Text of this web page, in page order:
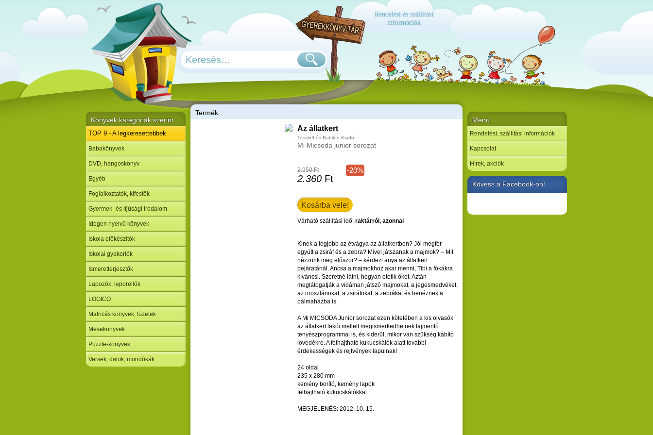
Rendelési és szállítási
információk
Termék
Az állatkert
Tessloff és Babilon Kiadó
Mi Micsoda junior sorozat
2.950 Ft
2.360 Ft
-20%
Várható szállítási idő: raktárról, azonnal
Kinek a legjobb az étvágya az állatkertben? Jól megfér
együtt a zsiráf és a zebra? Mivel játszanak a majmok? – Mit
nézzünk meg először? – kérdezi anya az állatkert
bejáratánál. Ancsa a majmokhoz akar menni, Tibi a fókákra
kíváncsi. Szeretné látni, hogyan etetik őket. Aztán
meglátogatják a vidáman játszó majmokat, a jegesmedvéket,
az oroszlánokat, a zsiráfokat, a zebrákat és benéznek a
pálmaházba is.
A Mi MICSODA Junior sorozat ezen kötetében a kis olvasók
az állatkert lakói mellett megismerkedhetnek fajmentő
tenyészprogrammal is, és kiderül, mikor van szükség kábító
lövedékre. A felhajtható kukucskálók alatt további
érdekességek és rejtvények lapulnak!
24 oldal
235 x 280 mm
kemény borító, kemény lapok
felhajtható kukucskálókkal
MEGJELENÉS: 2012. 10. 15.
Könyvek kategóriák szerint
TOP 9 - A legkeresettebbek
Babakönyvek
DVD, hangoskönyv
Egyéb
Foglalkoztatók, kifestők
Gyermek- és ifjúsági irodalom
Idegen nyelvű könyvek
Iskola előkészítők
Iskolai gyakorlók
Ismeretterjesztők
Lapozók, leporellók
LOGICO
Matricás könyvek, füzetek
Mesekönyvek
Puzzle-könyvek
Versek, dalok, mondókák
Menü
Rendelési, szállítási információk
Kapcsolat
Hírek, akciók
Kövess a Facebook-on!